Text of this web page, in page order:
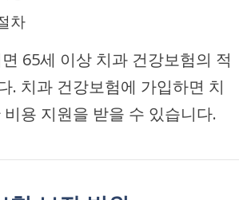
차
65세 이상 치과 건강보험의 적
. 치과 건강보험에 가입하면 치
비용 지원을 받을 수 있습니다.